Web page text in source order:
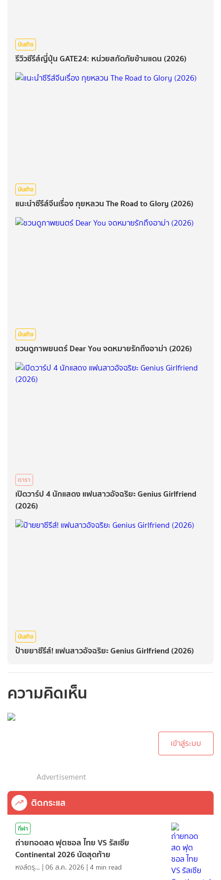
บันเทิง
รีวิวซีรีส์ญี่ปุ่น GATE24: หน่วยสกัดภัยข้ามแดน (2026)
บันเทิง
แนะนำซีรีส์จีนเรื่อง กุยหลวน The Road to Glory (2026)
บันเทิง
ชวนดูภาพยนตร์ Dear You จดหมายรักถึงอาม่า (2026)
ดารา
เปิดวาร์ป 4 นักแสดง แฟนสาวอัจฉริยะ Genius Girlfriend
(2026)
บันเทิง
ป้ายยาซีรีส์! แฟนสาวอัจฉริยะ Genius Girlfriend (2026)
ความคิดเห็น
เข้าสู่ระบบ
Advertisement
ติดกระแส
กีฬา
ถ่ายทอดสด ฟุตซอล ไทย VS รัสเซีย
Continental 2026 นัดสุดท้าย
หงส์ดรุณ |06 ส.ค. 2026 |4 min read